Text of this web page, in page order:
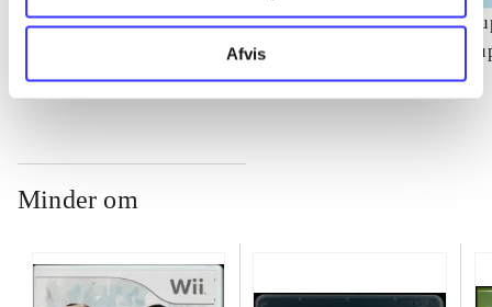
Afvis
NHL (Pc) NBA live (Pc)
Minder om